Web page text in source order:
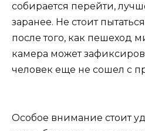
собирается перейти,
заранее. Не стоит
после того, как пешеход
камера может
человек еще не сошел с
Особое внимание стоит